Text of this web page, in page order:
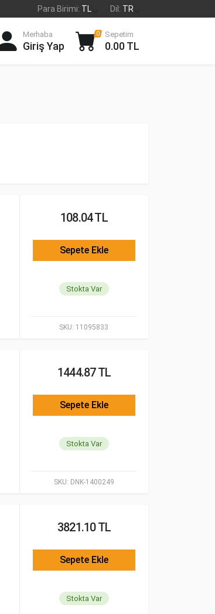
Para Birimi: TL Dil: TR
Merhaba
Giriş Yap
0 Sepetim
0.00 TL
SKU: 11095833
108.04 TL
Sepete Ekle
Stokta Var
SKU: DNK-1400249
1444.87 TL
Sepete Ekle
Stokta Var
3821.10 TL
Sepete Ekle
Stokta Var